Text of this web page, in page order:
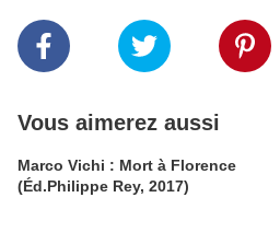
Vous aimerez aussi
Marco Vichi : Mort à Florence
(Éd.Philippe Rey, 2017)